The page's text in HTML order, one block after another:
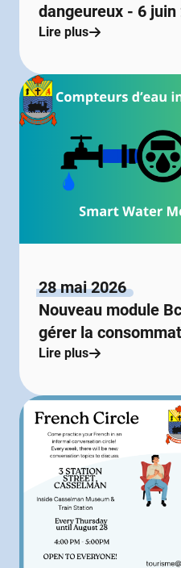
dangeureux - 6 juin
Lire plus
28 mai 2026
Nouveau module
gérer la
Lire plus